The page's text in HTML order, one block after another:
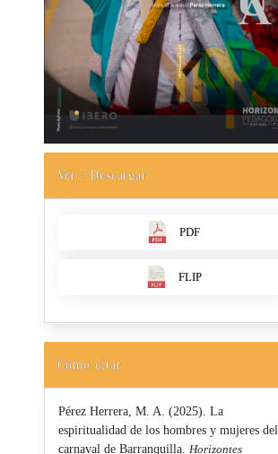
Ver / Descargar
PDF
FLIP
Cómo citar
Pérez Herrera, M. A. (2025). La
espiritualidad de los hombres y mujeres del
carnaval de Barranquilla. Horizontes